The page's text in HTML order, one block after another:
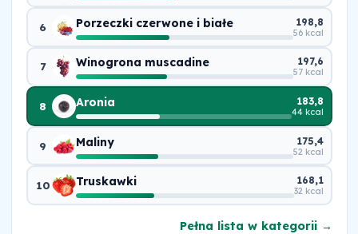
6 Porzeczki czerwone i białe 198,8
56 kcal
7 Winogrona muscadine 197,6
57 kcal
8 Aronia 183,8
44 kcal
9 Maliny 175,4
52 kcal
10 Truskawki 168,1
32 kcal
Pełna lista w kategorii →